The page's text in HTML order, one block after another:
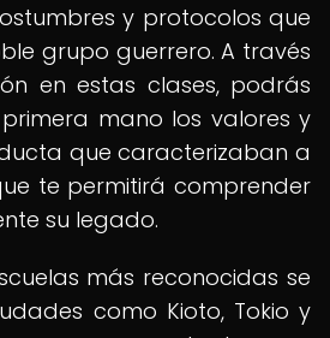
y protocolos que
grupo guerrero. A través
en estas clases, podrás
mano los valores y
que caracterizaban a
te permitirá comprender
su legado.
más reconocidas se
como Kioto, Tokio y